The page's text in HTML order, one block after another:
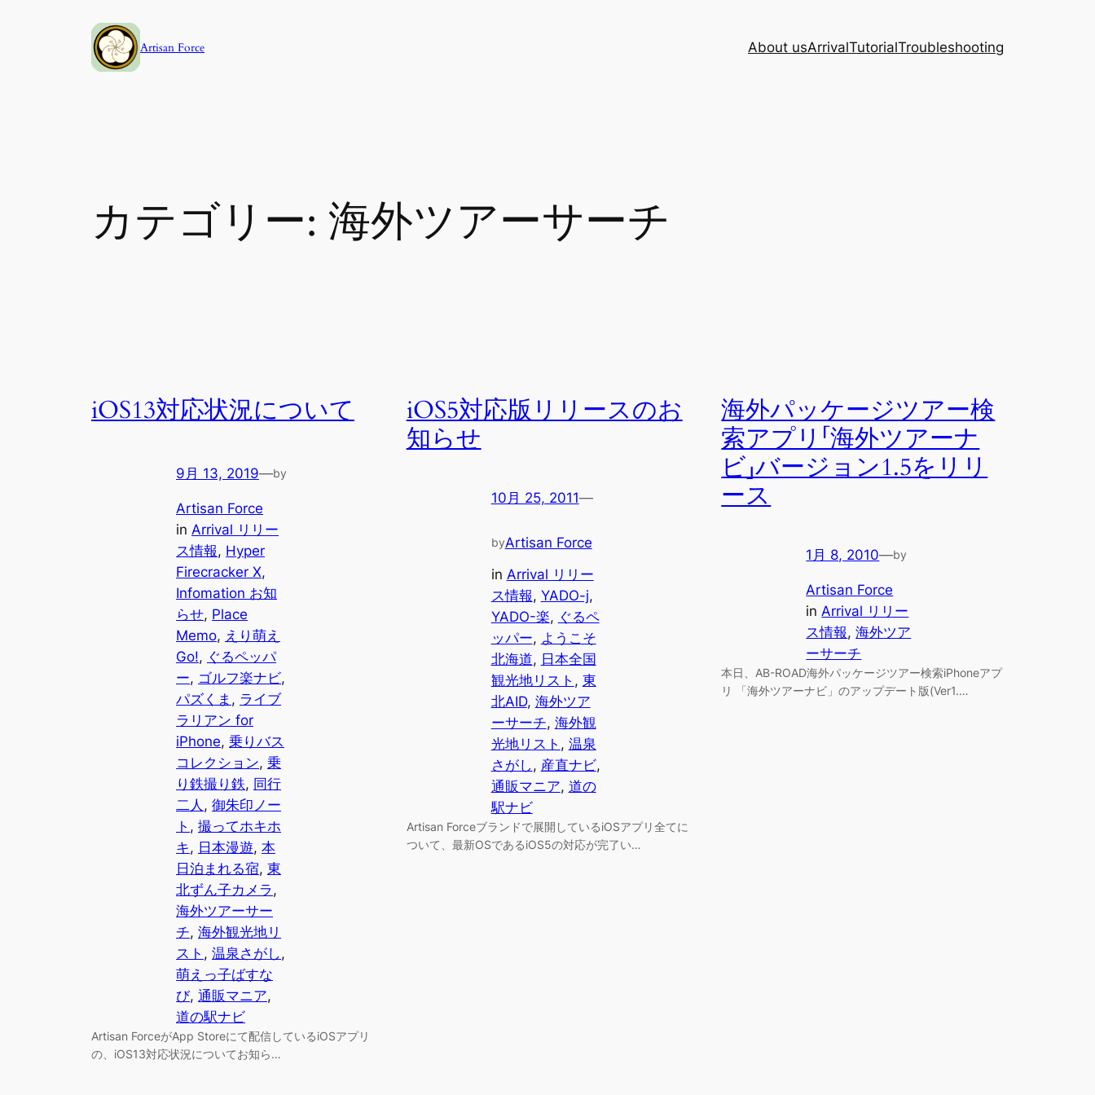
Artisan Force About usArrivalTutorialTroubleshooting
カテゴリー: 海外ツアーサーチ
iOS13対応状況について
9月 13, 2019—by
Artisan Force
in Arrival リリー
ス情報, Hyper
Firecracker X
Infomation お知
らせ, Place
Memo, えり萌え
Go!, ぐるペッパ
ー, ゴルフ楽ナビ
パズくま , ライブ
ラリアン for
iPhone, 乗りバス
コレクション, 乗
り鉄撮り鉄, 同行
二人 , 御朱印ノー
ト , 撮ってホキホ
キ, 日本漫遊, 本
日泊まれる宿, 東
北ずん子カメラ
海外ツアーサー
チ, 海外観光地リ
スト , 温泉さがし
萌えっ子ばすな
び, 通販マニア
道の駅ナビ
Artisan ForceがApp Storeにて配信しているiOSアプリ
の、iOS13対応状況についてお知ら…
iOS5対応版リリースのお
知らせ
10月 25, 2011—
byArtisan Force
in Arrival リリー
ス情報, YADO-j
YADO-楽, ぐるペ
ッパー, ようこそ
北海道, 日本全国
観光地リスト , 東
北AID, 海外ツア
ーサーチ, 海外観
光地リスト , 温泉
さがし, 産直ナビ
通販マニア, 道の
駅ナビ
Artisan Forceブランドで展開しているiOSアプリ全てに
ついて、最新OSであるiOS5の対応が完了い…
海外パッケージツアー検
索アプリ「海外ツアーナ
ビ」バージョン1.5をリリ
ース
1月 8, 2010—by
Artisan Force
in Arrival リリー
ス情報, 海外ツア
ーサーチ
本日、AB-ROAD海外パッケージツアー検索iPhoneアプ
リ 「海外ツアーナビ」のアップデート版(Ver1.…